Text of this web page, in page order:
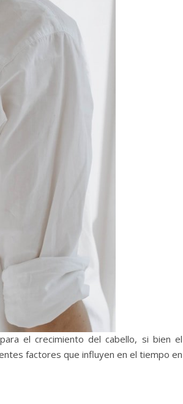
el crecimiento del cabello, si bien el
factores que influyen en el tiempo en